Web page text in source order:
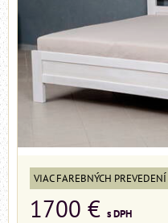
VIAC FAREBNÝCH PREVEDENÍ
1700 € s DPH